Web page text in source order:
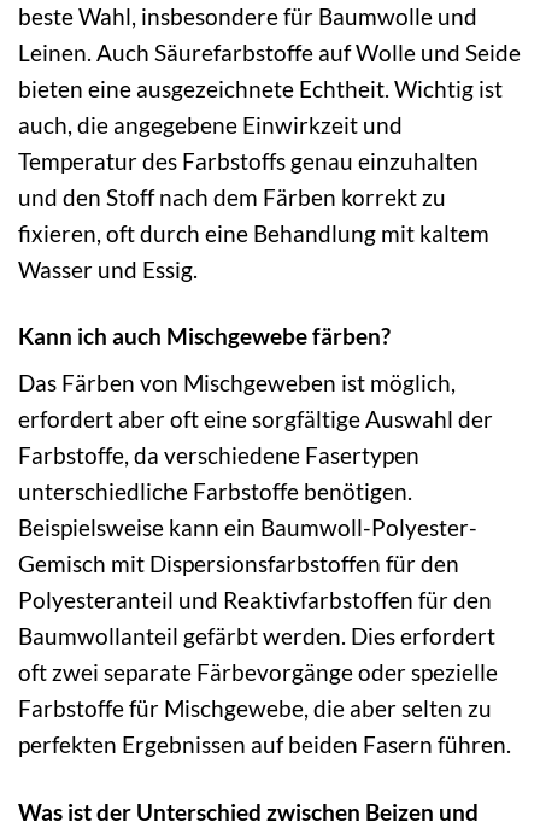
beste Wahl, insbesondere für Baumwolle und
Leinen. Auch Säurefarbstoffe auf Wolle und Seide
bieten eine ausgezeichnete Echtheit. Wichtig ist
auch, die angegebene Einwirkzeit und
Temperatur des Farbstoffs genau einzuhalten
und den Stoff nach dem Färben korrekt zu
fixieren, oft durch eine Behandlung mit kaltem
Wasser und Essig.
Kann ich auch Mischgewebe färben?
Das Färben von Mischgeweben ist möglich,
erfordert aber oft eine sorgfältige Auswahl der
Farbstoffe, da verschiedene Fasertypen
unterschiedliche Farbstoffe benötigen.
Beispielsweise kann ein Baumwoll-Polyester-
Gemisch mit Dispersionsfarbstoffen für den
Polyesteranteil und Reaktivfarbstoffen für den
Baumwollanteil gefärbt werden. Dies erfordert
oft zwei separate Färbevorgänge oder spezielle
Farbstoffe für Mischgewebe, die aber selten zu
perfekten Ergebnissen auf beiden Fasern führen.
Was ist der Unterschied zwischen Beizen und